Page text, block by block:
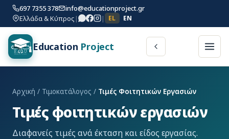
697 7355 378
info@educationproject.gr
Ελλάδα & Κύπρος | | EL EN
Education Project
Αρχική / Τιμοκατάλογος / Τιμές Φοιτητικών Εργασιών
Τιμές φοιτητικών εργασιών
Διαφανείς τιμές ανά έκταση και είδος εργασίας.